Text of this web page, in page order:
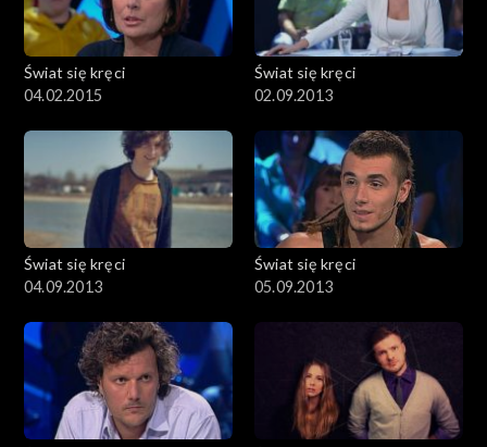
Świat się kręci
04.02.2015
Świat się kręci
02.09.2013
Świat się kręci
04.09.2013
Świat się kręci
05.09.2013